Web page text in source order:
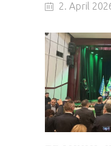
2. April